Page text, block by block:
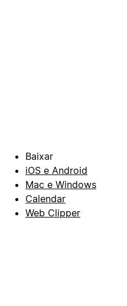
Baixar
iOS e Android
Mac e Windows
Calendar
Web Clipper